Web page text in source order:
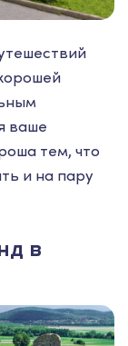
ваше
тем, что
и на пару
в